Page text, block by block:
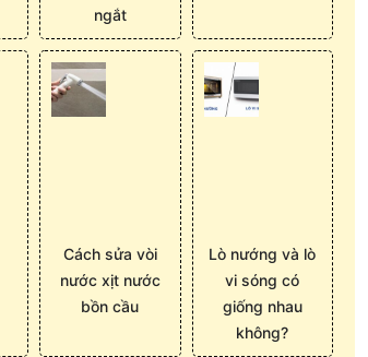
ngắt
Cách sửa vòi
nước xịt nước
bồn cầu
Lò nướng và lò
vi sóng có
giống nhau
không?